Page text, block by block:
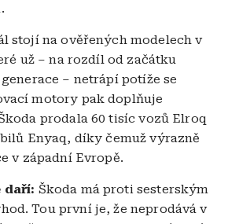
stojí na ověřených modelech v
už – na rozdíl od začátku
– netrápí potíže se
motory pak doplňuje
prodala 60 tisíc vozů Elroq
Enyaq, díky čemuž výrazně
v západní Evropě.
daří: Škoda má proti sesterským
Tou první je, že neprodává v